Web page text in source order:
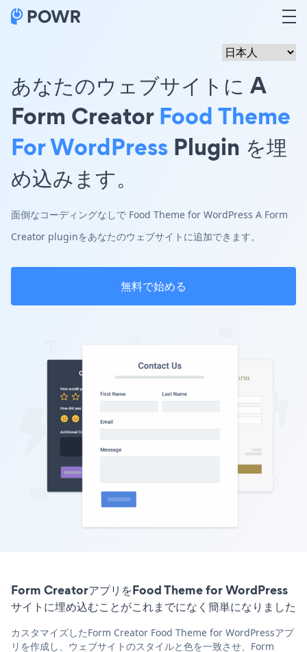
あなたのウェブサイトに A
Form CreatorFood Theme
For WordPress Plugin を埋
め込みます。
面倒なコーディングなしで Food Theme for WordPress A Form
Creator pluginをあなたのウェブサイトに追加できます。
無料で始める
Form CreatorアプリをFood Theme for WordPress
サイトに埋め込むことがこれまでになく簡単になりました
カスタマイズしたForm Creator Food Theme for WordPressアプ
リを作成し、ウェブサイトのスタイルと色を一致させ、Form